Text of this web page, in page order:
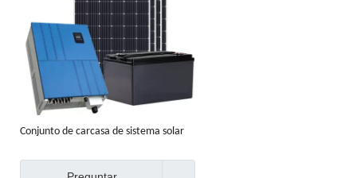
Conjunto de carcasa de sistema solar